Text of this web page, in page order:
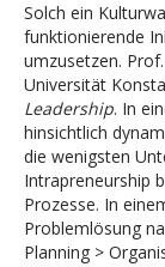
Solch ein
funktionierende
umzusetzen.
Universität
Leadership. In
hinsichtlich
die wenigsten
Intrapreneurship
Prozesse. In
Problemlösung
Planning >